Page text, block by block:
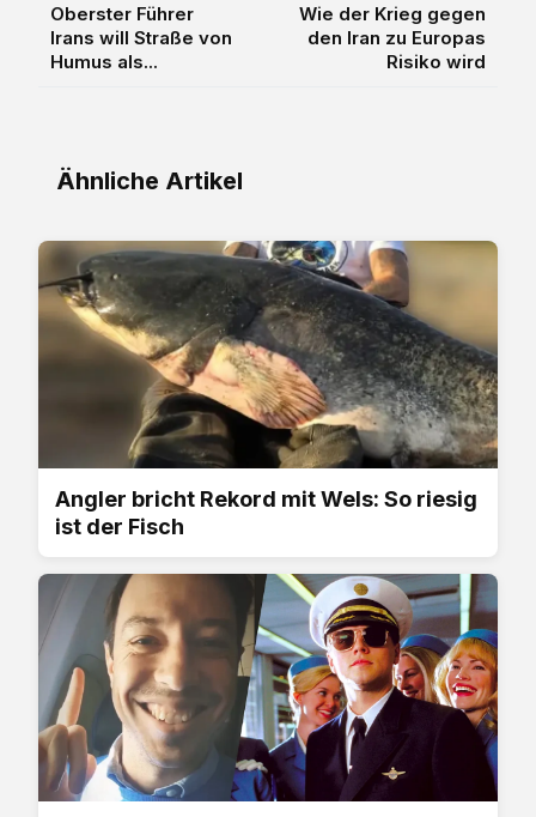
Oberster Führer
Irans will Straße von
Humus als...
Wie der Krieg gegen
den Iran zu Europas
Risiko wird
Ähnliche Artikel
Angler bricht Rekord mit Wels: So riesig
ist der Fisch